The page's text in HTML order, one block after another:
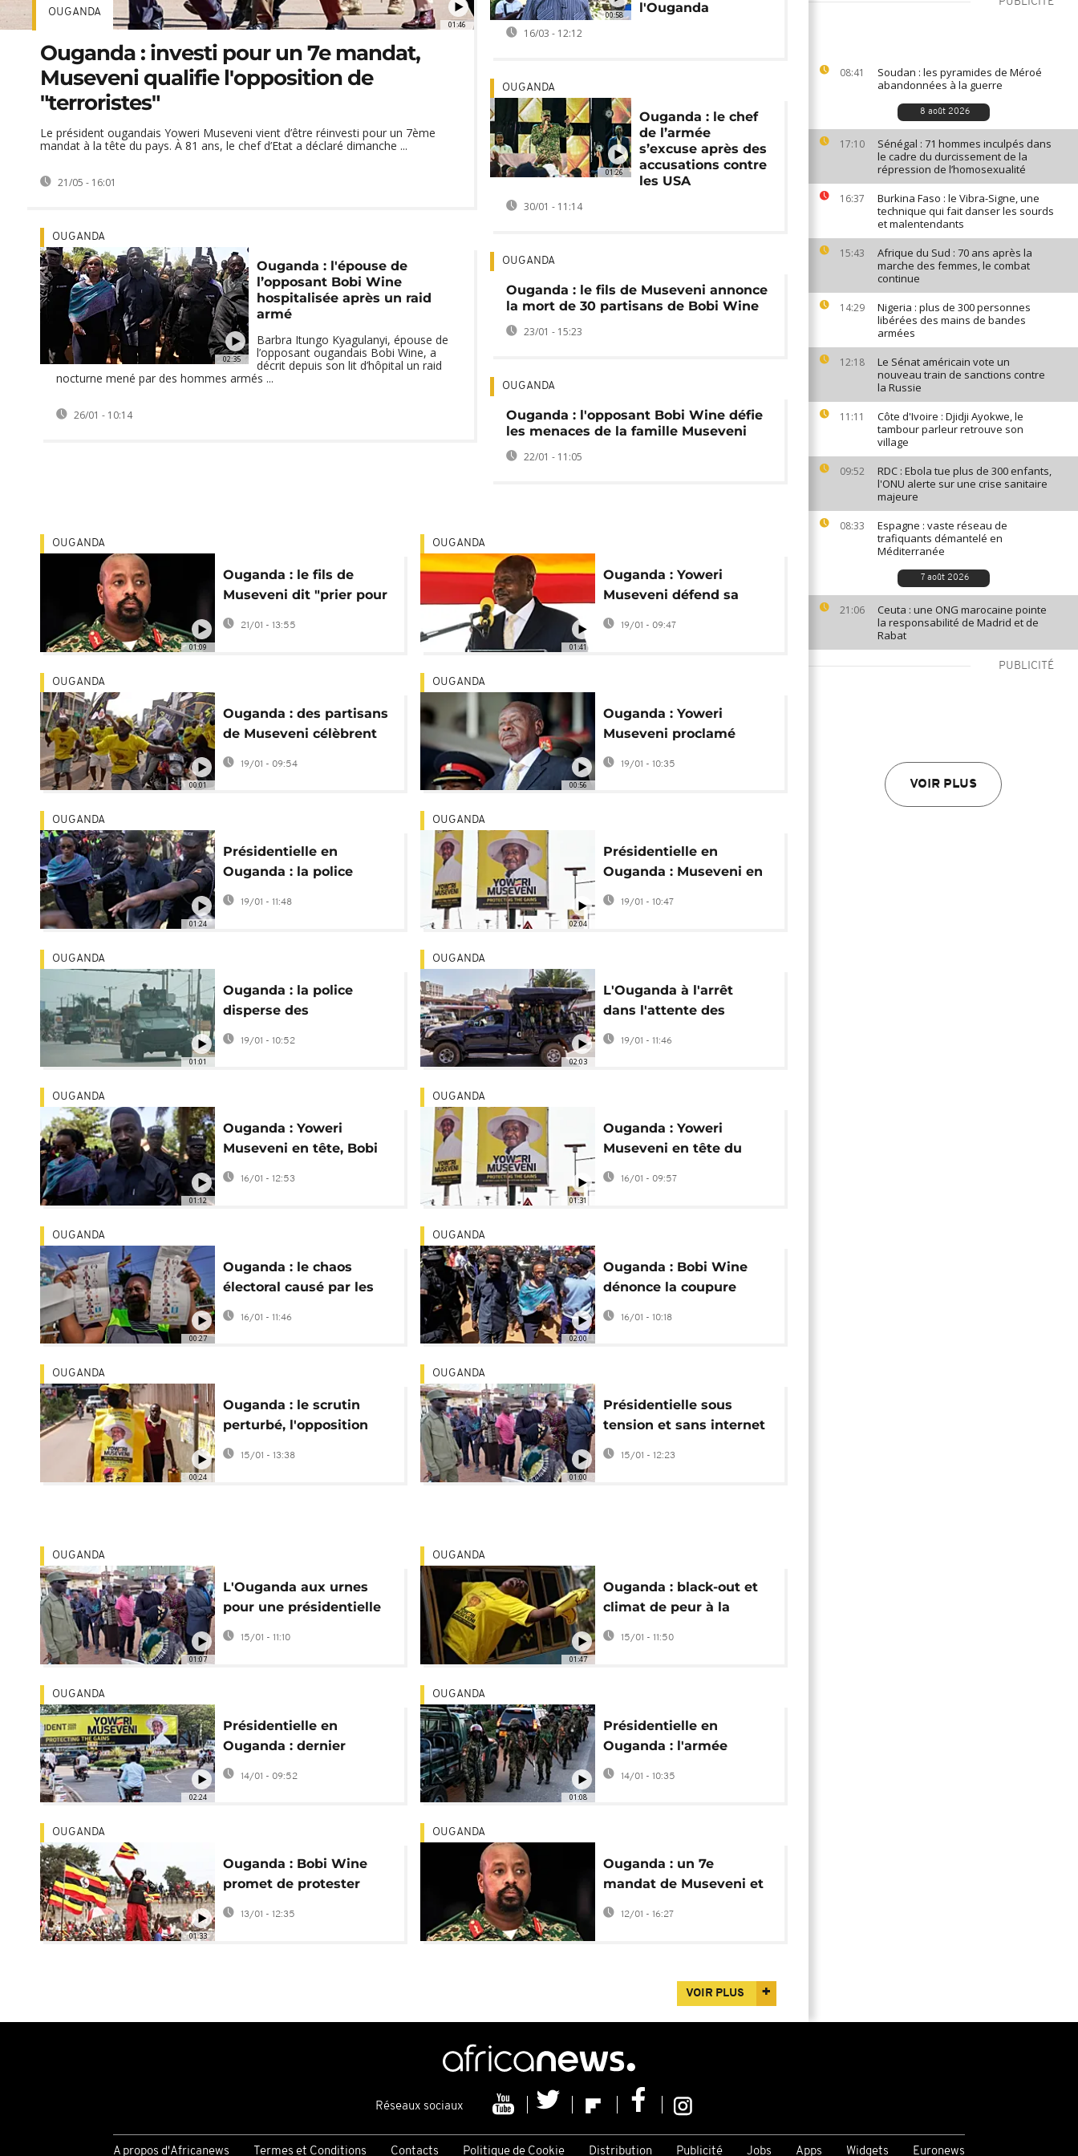
08:41
Soudan : les pyramides de Méroé
abandonnées à la guerre
8 août 2026
17:10
Sénégal : 71 hommes inculpés dans
le cadre du durcissement de la
répression de l’homosexualité
16:37
Burkina Faso : le Vibra-Signe, une
technique qui fait danser les sourds
et malentendants
15:43
Afrique du Sud : 70 ans après la
marche des femmes, le combat
continue
14:29
Nigeria : plus de 300 personnes
libérées des mains de bandes
armées
12:18
Le Sénat américain vote un
nouveau train de sanctions contre
la Russie
11:11
Côte d'Ivoire : Djidji Ayokwe, le
tambour parleur retrouve son
village
09:52
RDC : Ebola tue plus de 300 enfants,
l'ONU alerte sur une crise sanitaire
majeure
08:33
Espagne : vaste réseau de
trafiquants démantelé en
Méditerranée
7 août 2026
21:06
Ceuta : une ONG marocaine pointe
la responsabilité de Madrid et de
Rabat
PUBLICITÉ
VOIR PLUS
01:46
OUGANDA
Ouganda : investi pour un 7e mandat,
Museveni qualifie l'opposition de
"terroristes"
Le président ougandais Yoweri Museveni vient d’être réinvesti pour un 7ème
mandat à la tête du pays. À 81 ans, le chef d’Etat a déclaré dimanche ...
21/05 - 16:01
02:35
OUGANDA
Ouganda : l'épouse de
l’opposant Bobi Wine
hospitalisée après un raid
armé
Barbra Itungo Kyagulanyi, épouse de
l’opposant ougandais Bobi Wine, a
décrit depuis son lit d’hôpital un raid
nocturne mené par des hommes armés ...
26/01 - 10:14
00:58
l'Ouganda
16/03 - 12:12
01:26
OUGANDA
Ouganda : le chef
de l’armée
s’excuse après des
accusations contre
les USA
30/01 - 11:14
OUGANDA
Ouganda : le fils de Museveni annonce
la mort de 30 partisans de Bobi Wine
23/01 - 15:23
OUGANDA
Ouganda : l'opposant Bobi Wine défie
les menaces de la famille Museveni
22/01 - 11:05
01:09
OUGANDA
Ouganda : le fils de
Museveni dit "prier pour
la mort de Bobi Wine"
21/01 - 13:55
01:41
OUGANDA
Ouganda : Yoweri
Museveni défend sa
victoire à la
présidentielle
19/01 - 09:47
00:01
OUGANDA
Ouganda : des partisans
de Museveni célèbrent
le 7e mandat
présidentiel
19/01 - 09:54
00:56
OUGANDA
Ouganda : Yoweri
Museveni proclamé
vainqueur de la
présidentielle
19/01 - 10:35
01:24
OUGANDA
Présidentielle en
Ouganda : la police
dément l’arrestation de
Bobi Wine
19/01 - 11:48
02:04
OUGANDA
Présidentielle en
Ouganda : Museveni en
tête, l’opposition
dénonce des
19/01 - 10:47
01:01
OUGANDA
Ouganda : la police
disperse des
manifestations à
Kampala
19/01 - 10:52
02:03
OUGANDA
L'Ouganda à l'arrêt
dans l'attente des
résultats de la
présidentielle
19/01 - 11:46
01:12
OUGANDA
Ouganda : Yoweri
Museveni en tête, Bobi
Wine assigné à
16/01 - 12:53
01:31
OUGANDA
Ouganda : Yoweri
Museveni en tête du
scrutin présidentiel
16/01 - 09:57
00:27
OUGANDA
Ouganda : le chaos
électoral causé par les
coupures d'internet
16/01 - 11:46
02:00
OUGANDA
Ouganda : Bobi Wine
dénonce la coupure
d'internet et
l'arrestation
16/01 - 10:18
00:24
OUGANDA
Ouganda : le scrutin
perturbé, l'opposition
dénonce des
15/01 - 13:38
01:00
OUGANDA
Présidentielle sous
tension et sans internet
en Ouganda
15/01 - 12:23
01:07
OUGANDA
L'Ouganda aux urnes
pour une présidentielle
sous haute tension
15/01 - 11:10
01:47
OUGANDA
Ouganda : black-out et
climat de peur à la
veille du scrutin
présidentiel
15/01 - 11:50
02:24
OUGANDA
Présidentielle en
Ouganda : dernier
meeting de campagne
pour Museveni
14/01 - 09:52
01:08
OUGANDA
Présidentielle en
Ouganda : l'armée
déployée, l'internet
mobile suspendu
14/01 - 10:35
01:33
OUGANDA
Ouganda : Bobi Wine
promet de protester
contre toute fraude
électorale
13/01 - 12:35
OUGANDA
Ouganda : un 7e
mandat de Museveni et
le risque de transition
dynastique
12/01 - 16:27
VOIR PLUS
Réseaux sociaux
A propos d'Africanews Termes et Conditions Contacts Politique de Cookie Distribution Publicité Jobs Apps Widgets Euronews